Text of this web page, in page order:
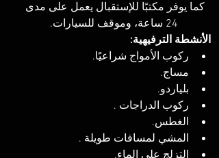
كما يوفر مكتبًا للإستقبال يعمل على مدى
24 ساعة، وموقف للسيارات.
الأنشطة الترفيهية:
ركوب الأمواج شراعيًا.
مساج.
بلياردو.
ركوب الدراجات .
الغطس.
المشي لمسافات طويلة .
التزلج على الماء.